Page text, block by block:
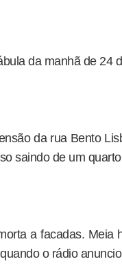
da manhã de 24
da rua Bento
saindo de um
a facadas. Meia
o rádio